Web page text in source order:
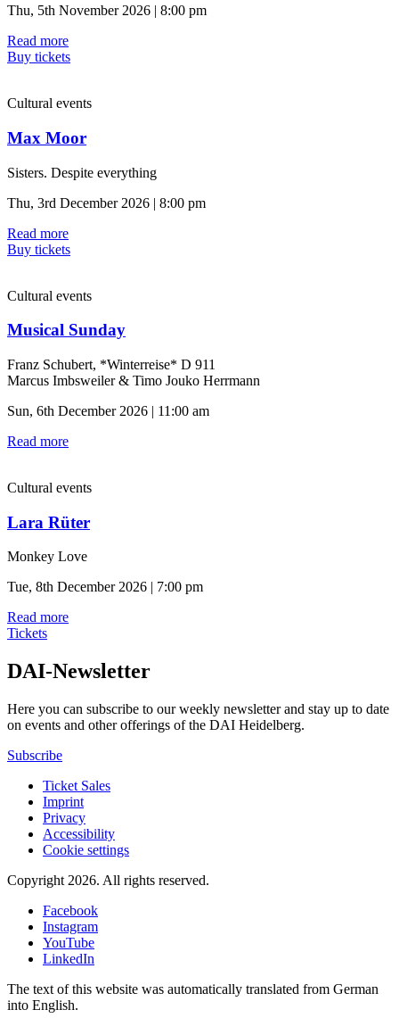
Thu, 5th November 2026 | 8:00 pm
Read more
Buy tickets
Cultural events
Max Moor
Sisters. Despite everything
Thu, 3rd December 2026 | 8:00 pm
Read more
Buy tickets
Cultural events
Musical Sunday
Franz Schubert, *Winterreise* D 911
Marcus Imbsweiler & Timo Jouko Herrmann
Sun, 6th December 2026 | 11:00 am
Read more
Cultural events
Lara Rüter
Monkey Love
Tue, 8th December 2026 | 7:00 pm
Read more
Tickets
DAI-Newsletter
Here you can subscribe to our weekly newsletter and stay up to date
on events and other offerings of the DAI Heidelberg.
Subscribe
Ticket Sales
Imprint
Privacy
Accessibility
Cookie settings
Copyright 2026. All rights reserved.
Facebook
Instagram
YouTube
LinkedIn
The text of this website was automatically translated from German
into English.